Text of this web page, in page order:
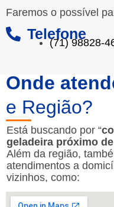
Faremos o possível
Telefone
(71) 98828-
Onde
e Região?
Está buscando por “
geladeira próximo
Além da região,
atendimentos a
vizinhos, como: